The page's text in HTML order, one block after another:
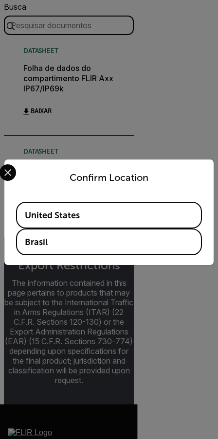
Busca
DATASHEET
Folha de dados do
compartimento FLIR Axx
IP67/IP69k
BAIXAR
DATASHEET
BAIXAR
Export Restrictions
The information contained in this
page pertains to products that may
be subject to the International Traffic
in Arms Regulations (ITAR) (22
C.F.R. Sections 120-130) or the
Export Administration Regulations
(EAR) (15 C.F.R. Sections 730-774)
depending upon specifications for
the final product; jurisdiction and
classification will be provided upon
request.
Confirm Location
Select your preferred country and language from the
Available Locations
United States
Brasil